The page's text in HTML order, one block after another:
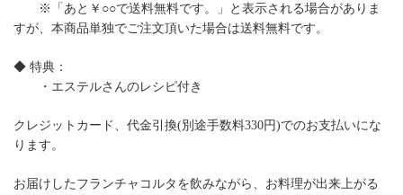
※「あと￥○○で送料無料です。」と表示される場合がありま
すが、本商品単独でご注文頂いた場合は送料無料です。
◆ 特典：
・エステルさんのレシピ付き
クレジットカード、代金引換(別途手数料330円)でのお支払いにな
ります。
お届けしたフランチャコルタを飲みながら、お料理が出来上がる